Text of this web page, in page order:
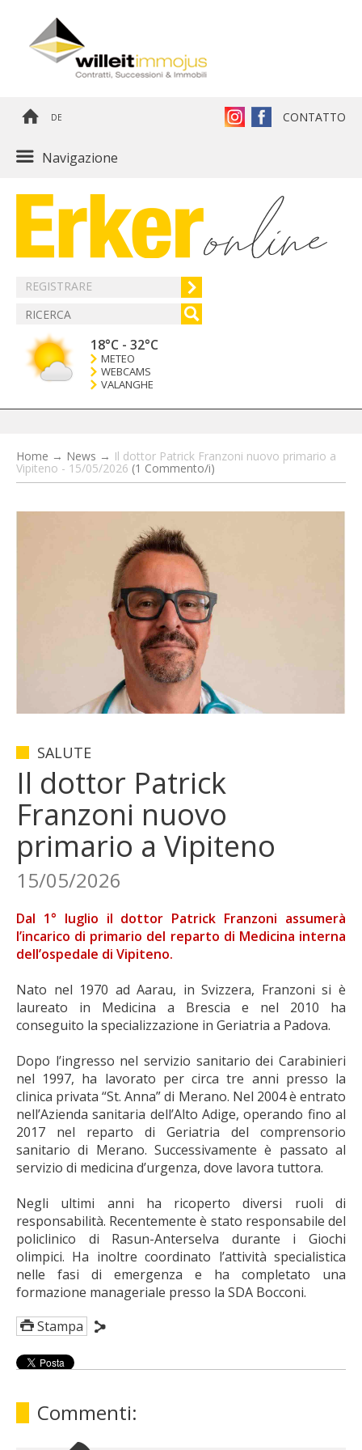
DE CONTATTO
Navigazione
REGISTRARE
18°C - 32°C
METEO
WEBCAMS
VALANGHE
Home → News → Il dottor Patrick Franzoni nuovo primario a
Vipiteno - 15/05/2026 (1 Commento/i)
SALUTE
Il dottor Patrick
Franzoni nuovo
primario a Vipiteno
15/05/2026
Dal 1° luglio il dottor Patrick Franzoni assumerà
l’incarico di primario del reparto di Medicina interna
dell’ospedale di Vipiteno.
Nato nel 1970 ad Aarau, in Svizzera, Franzoni si è
laureato in Medicina a Brescia e nel 2010 ha
conseguito la specializzazione in Geriatria a Padova.
Dopo l’ingresso nel servizio sanitario dei Carabinieri
nel 1997, ha lavorato per circa tre anni presso la
clinica privata “St. Anna” di Merano. Nel 2004 è entrato
nell’Azienda sanitaria dell’Alto Adige, operando fino al
2017 nel reparto di Geriatria del comprensorio
sanitario di Merano. Successivamente è passato al
servizio di medicina d’urgenza, dove lavora tuttora.
Negli ultimi anni ha ricoperto diversi ruoli di
responsabilità. Recentemente è stato responsabile del
policlinico di Rasun-Anterselva durante i Giochi
olimpici. Ha inoltre coordinato l’attività specialistica
nelle fasi di emergenza e ha completato una
formazione manageriale presso la SDA Bocconi.
Stampa
Commenti: